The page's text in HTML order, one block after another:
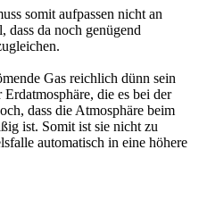
somit aufpassen nicht an
da noch genügend
Gas reichlich dünn sein
die es bei der
dass die Atmosphäre beim
ist. Somit ist sie nicht zu
automatisch in eine höhere